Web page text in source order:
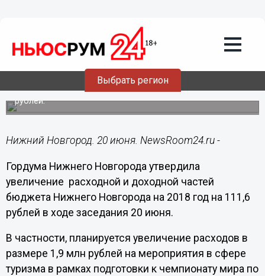
Выбрать регион
Гордума утвердила увеличение
бюджета Нижнего Новгорода 2018
года
Доходная и расходная части увеличены на 111,6 млн
рублей.
Нижний Новгород. 20 июня. NewsRoom24.ru -
Гордума Нижнего Новгорода утвердила
увеличение расходной и доходной частей
бюджета Нижнего Новгорода на 2018 год на 111,6
рублей в ходе заседания 20 июня.
В частности, планируется увеличение расходов в
размере 1,9 млн рублей на мероприятия в сфере
туризма в рамках подготовки к чемпионату мира по